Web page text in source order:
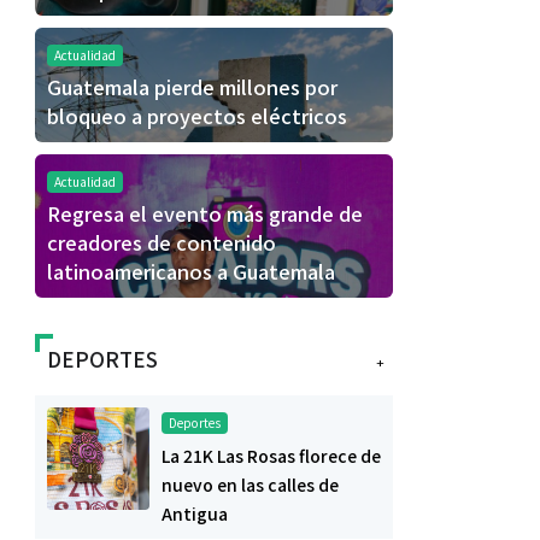
Actualidad
Guatemala pierde millones por
bloqueo a proyectos eléctricos
Actualidad
Regresa el evento más grande de
creadores de contenido
latinoamericanos a Guatemala
+
DEPORTES
Deportes
La 21K Las Rosas florece de
nuevo en las calles de
Antigua